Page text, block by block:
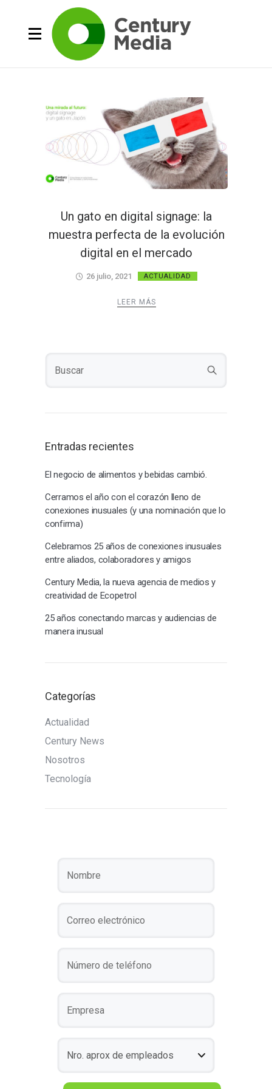
Un gato en digital signage: la
muestra perfecta de la evolución
digital en el mercado
26 julio, 2021 ACTUALIDAD
LEER MÁS
Entradas recientes
El negocio de alimentos y bebidas cambió.
Cerramos el año con el corazón lleno de
conexiones inusuales (y una nominación que lo
confirma)
Celebramos 25 años de conexiones inusuales
entre aliados, colaboradores y amigos
Century Media, la nueva agencia de medios y
creatividad de Ecopetrol
25 años conectando marcas y audiencias de
manera inusual
Categorías
Actualidad
Century News
Nosotros
Tecnología